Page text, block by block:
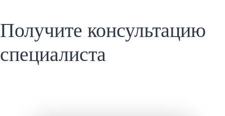
Получите консультацию
специалиста